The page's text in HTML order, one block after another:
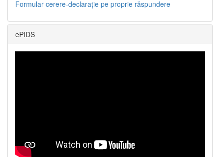
Formular cerere-declarație pe proprie răspundere
ePIDS